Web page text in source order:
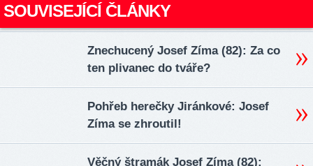
SOUVISEJÍCÍ ČLÁNKY
Znechucený Josef Zíma (82): Za co
ten plivanec do tváře?
Pohřeb herečky Jiránkové: Josef
Zíma se zhroutil!
Věčný štramák Josef Zíma (82):